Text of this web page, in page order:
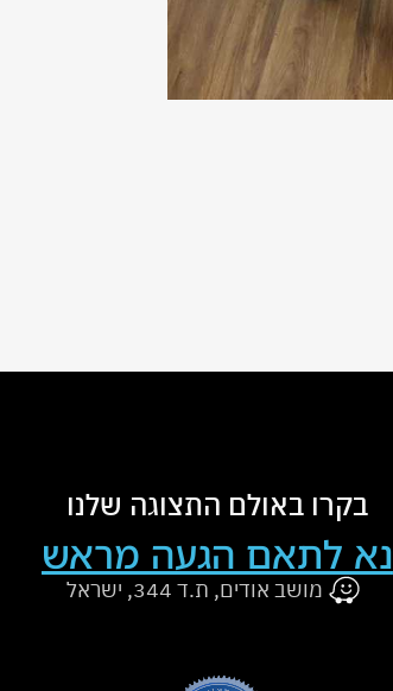
בקרו באולם התצוגה שלנו
נא לתאם הגעה מראש
מושב אודים, ת.ד 344, ישראל